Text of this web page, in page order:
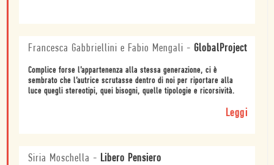
Francesca Gabbriellini e Fabio Mengali - GlobalProject
Complice forse l’appartenenza alla stessa generazione, ci è
sembrato che l’autrice scrutasse dentro di noi per riportare alla
luce quegli stereotipi, quei bisogni, quelle tipologie e ricorsività.
Leggi
Siria Moschella - Libero Pensiero